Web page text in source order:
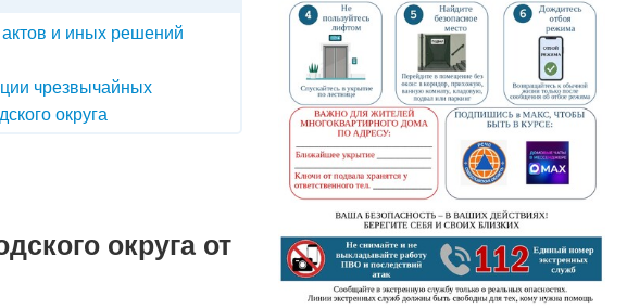
и иных решений
чрезвычайных
округа
округа от